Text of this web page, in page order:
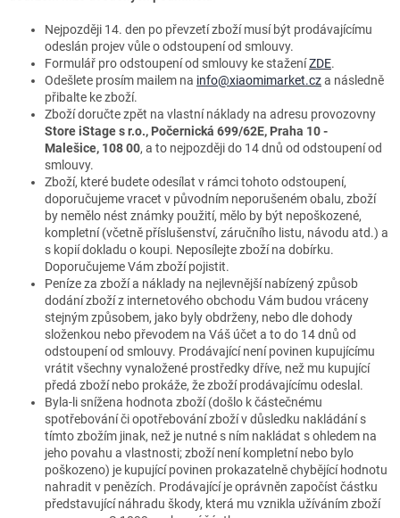
Nejpozději 14. den po převzetí zboží musí být prodávajícímu
odeslán projev vůle o odstoupení od smlouvy.
Formulář pro odstoupení od smlouvy ke staženíZDE.
Odešlete prosím mailem na info@xiaomimarket.cza následně
přibalte ke zboží.
Zboží doručte zpět na vlastní náklady na adresu provozovny
StoreiStage s r.o., Počernická 699/62E, Praha 10 -
Malešice, 108 00, a to nejpozději do 14 dnů od odstoupení od
smlouvy.
Zboží, které budete odesílat v rámci tohoto odstoupení,
doporučujeme vracet v původním neporušeném obalu, zboží
by nemělo nést známky použití, mělo by být nepoškozené,
kompletní (včetně příslušenství, záručního listu, návodu atd.) a
s kopií dokladu o koupi. Neposílejte zboží na dobírku.
Doporučujeme Vám zboží pojistit.
Peníze za zboží a náklady na nejlevnější nabízený způsob
dodání zboží z internetového obchodu Vám budou vráceny
stejným způsobem, jako byly obdrženy, nebo dle dohody
složenkou nebo převodem na Váš účet a to do 14 dnů od
odstoupení od smlouvy. Prodávající není povinen kupujícímu
vrátit všechny vynaložené prostředky dříve, než mu kupující
předá zboží nebo prokáže, že zboží prodávajícímu odeslal.
Byla-li snížena hodnota zboží (došlo k částečnému
spotřebování či opotřebování zboží v důsledku nakládání s
tímto zbožím jinak, než je nutné s ním nakládat s ohledem na
jeho povahu a vlastnosti; zboží není kompletní nebo bylo
poškozeno) je kupující povinen prokazatelně chybějící hodnotu
nahradit v penězích. Prodávající je oprávněn započíst částku
představující náhradu škody, která mu vznikla užíváním zboží